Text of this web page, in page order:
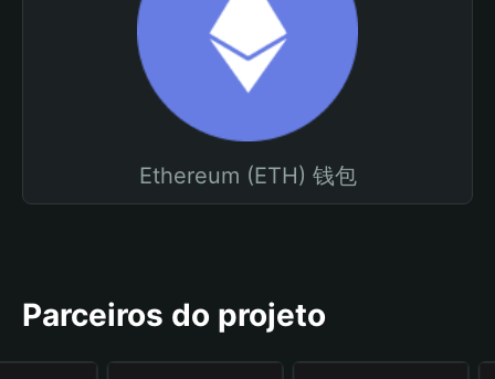
Ethereum (ETH) 钱包
Parceiros do projeto